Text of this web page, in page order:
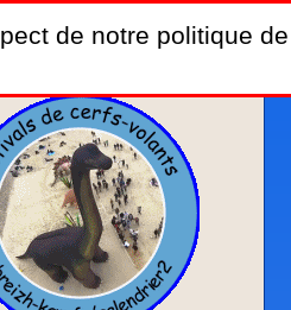
de notre politique de